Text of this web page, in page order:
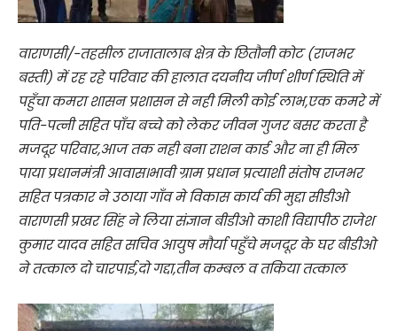
वाराणसी/-तहसील राजातालाब क्षेत्र के छितौनी कोट (राजभर
बस्ती) में रह रहे परिवार की हालात दयनीय जीर्ण शीर्ण स्थिति में
पहुँचा कमरा शासन प्रशासन से नही मिली कोई लाभ,एक कमरे में
पति-पत्नी सहित पाँच बच्चे को लेकर जीवन गुजर बसर करता है
मजदूर परिवार,आज तक नही बना राशन कार्ड और ना ही मिल
पाया प्रधानमंत्री आवास।भावी ग्राम प्रधान प्रत्याशी संतोष राजभर
सहित पत्रकार ने उठाया गाँव मे विकास कार्य की मुद्दा सीडीओ
वाराणसी प्रखर सिंह ने लिया संज्ञान बीडीओ काशी विद्यापीठ राजेश
कुमार यादव सहित सचिव आयुष मौर्या पहुँचे मजदूर के घर बीडीओ
ने तत्काल दो चारपाई,दो गद्दा,तीन कम्बल व तकिया तत्काल